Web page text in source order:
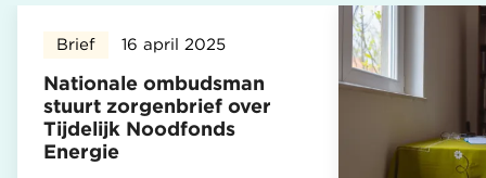
Nationale ombudsman
stuurt zorgenbrief over
Tijdelijk Noodfonds
Energie
Brief 16 april 2025